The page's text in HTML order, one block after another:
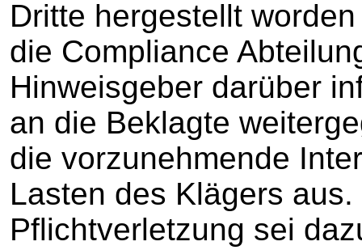
Dritte hergestellt
die Compliance
Hinweisgeber darüber
an die Beklagte
die vorzunehmende
Lasten des Klägers
Pflichtverletzung sei